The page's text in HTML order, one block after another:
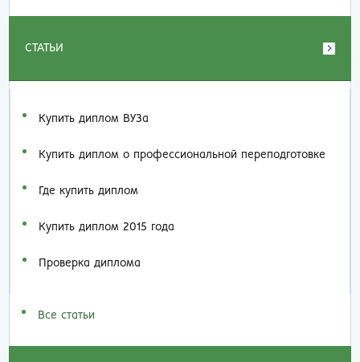
СТАТЬИ
Купить диплом ВУЗа
Купить диплом о профессиональной переподготовке
Где купить диплом
Купить диплом 2015 года
Проверка диплома
Все статьи